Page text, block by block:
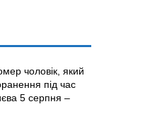
чоловік, який
під час
5 серпня –